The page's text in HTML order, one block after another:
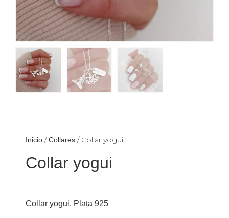
Inicio /Collares / Collar yogui
Collar yogui
Collar yogui. Plata 925